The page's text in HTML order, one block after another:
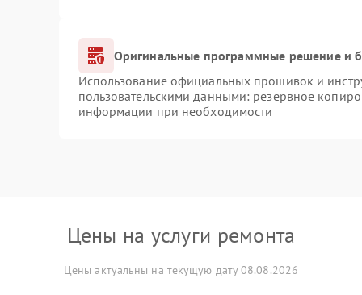
Оригинальные программные решение и
Использование официальных прошивок и
пользовательскими данными: резервное
информации при необходимости
Цены на услуги ремонта
Цены актуальны на текущую дату 08.08.2026